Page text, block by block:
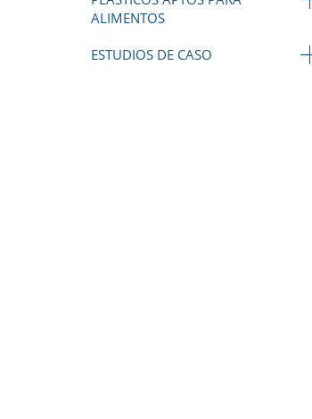
ALIMENTOS
ESTUDIOS DE CASO